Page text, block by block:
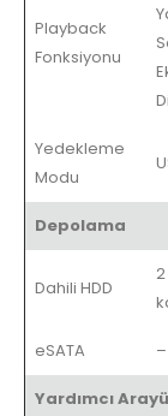
Playback
Fonksiyonu
Yedekleme
Modu
Depolama
Dahili HDD
eSATA –
Yardımcı